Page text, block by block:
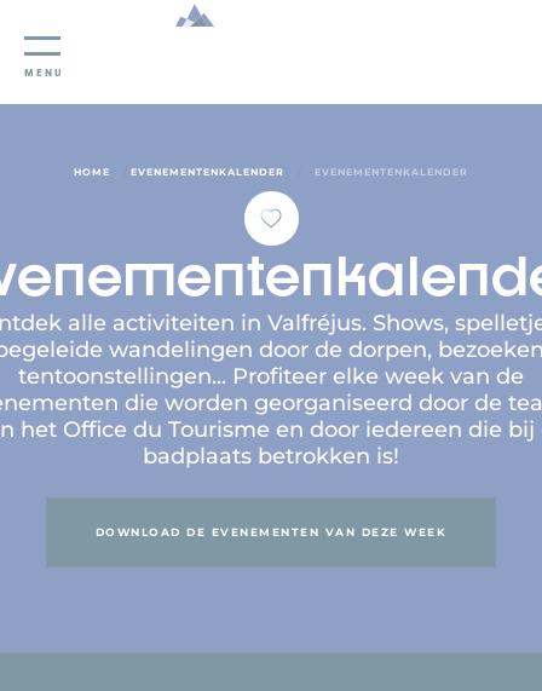
MENU
HOME EVENEMENTENKALENDER EVENEMENTENKALENDER
alle activiteiten in Valfréjus. Shows,
wandelingen door de dorpen,
tentoonstellingen... Profiteer elke week van de
die worden georganiseerd door de
het Office du Tourisme en door iedereen die bij
badplaats betrokken is!
DOWNLOAD DE EVENEMENTEN VAN DEZE WEEK